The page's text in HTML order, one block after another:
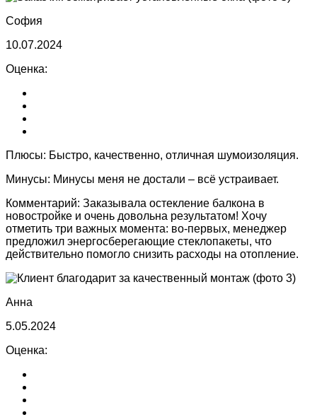
София
10.07.2024
Оценка:
Плюсы: Быстро, качественно, отличная шумоизоляция.
Минусы: Минусы меня не достали – всё устраивает.
Комментарий: Заказывала остекление балкона в
новостройке и очень довольна результатом! Хочу
отметить три важных момента: во-первых, менеджер
предложил энергосберегающие стеклопакеты, что
действительно помогло снизить расходы на отопление.
Анна
5.05.2024
Оценка: